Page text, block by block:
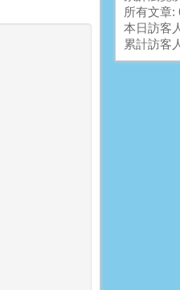
所有文章:
本日訪客
累計訪客